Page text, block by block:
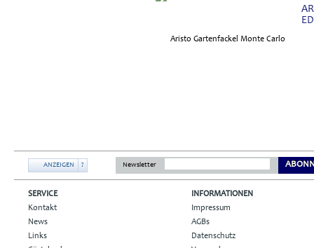
ANZEIGEN ? Newsletter
SERVICE
Kontakt
News
Links
INFORMATIONEN
Impressum
AGBs
Datenschutz